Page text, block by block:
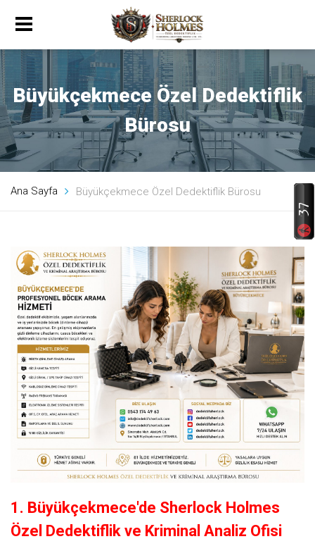
Büyükçekmece Özel Dedektiflik
Bürosu
Ana Sayfa Büyükçekmece Özel Dedektiflik Bürosu
1. Büyükçekmece'de Sherlock Holmes
Özel Dedektiflik ve Kriminal Analiz Ofisi